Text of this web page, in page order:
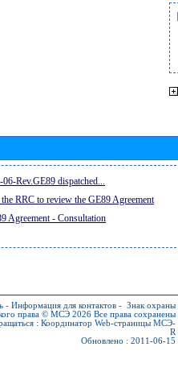
Rev.GE89 dispatched...
RRC to review the GE89 Agreement
Agreement - Consultation
- Информация для контактов - Знак охраны
права © МСЭ 2026 Все права сохранены
: Координатор Web-страницы МСЭ-
R
Обновлено : 2011-06-15